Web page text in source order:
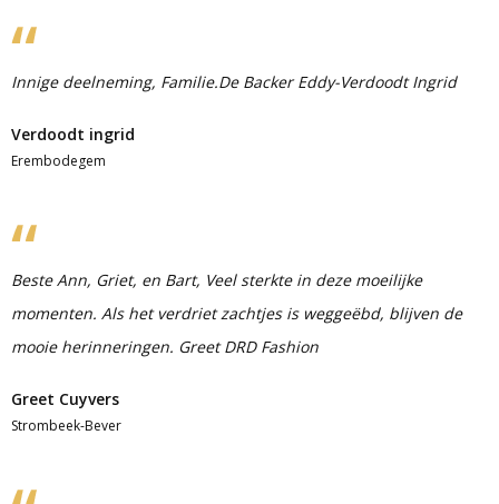
Innige deelneming, Familie.De Backer Eddy-Verdoodt Ingrid
Verdoodt ingrid
Erembodegem
Beste Ann, Griet, en Bart, Veel sterkte in deze moeilijke
momenten. Als het verdriet zachtjes is weggeëbd, blijven de
mooie herinneringen. Greet DRD Fashion
Greet Cuyvers
Strombeek-Bever